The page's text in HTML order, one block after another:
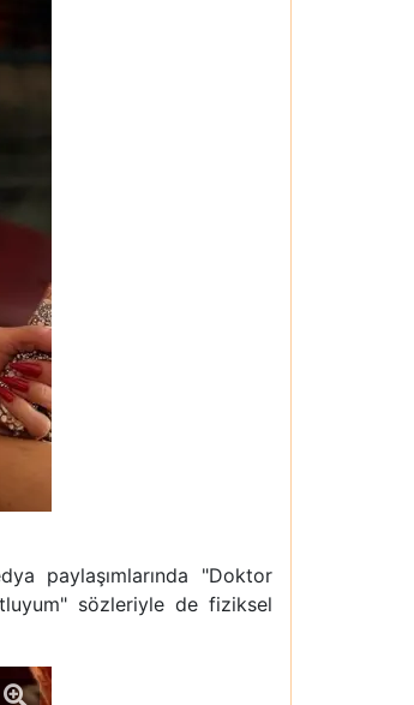
paylaşımlarında "Doktor
sözleriyle de fiziksel